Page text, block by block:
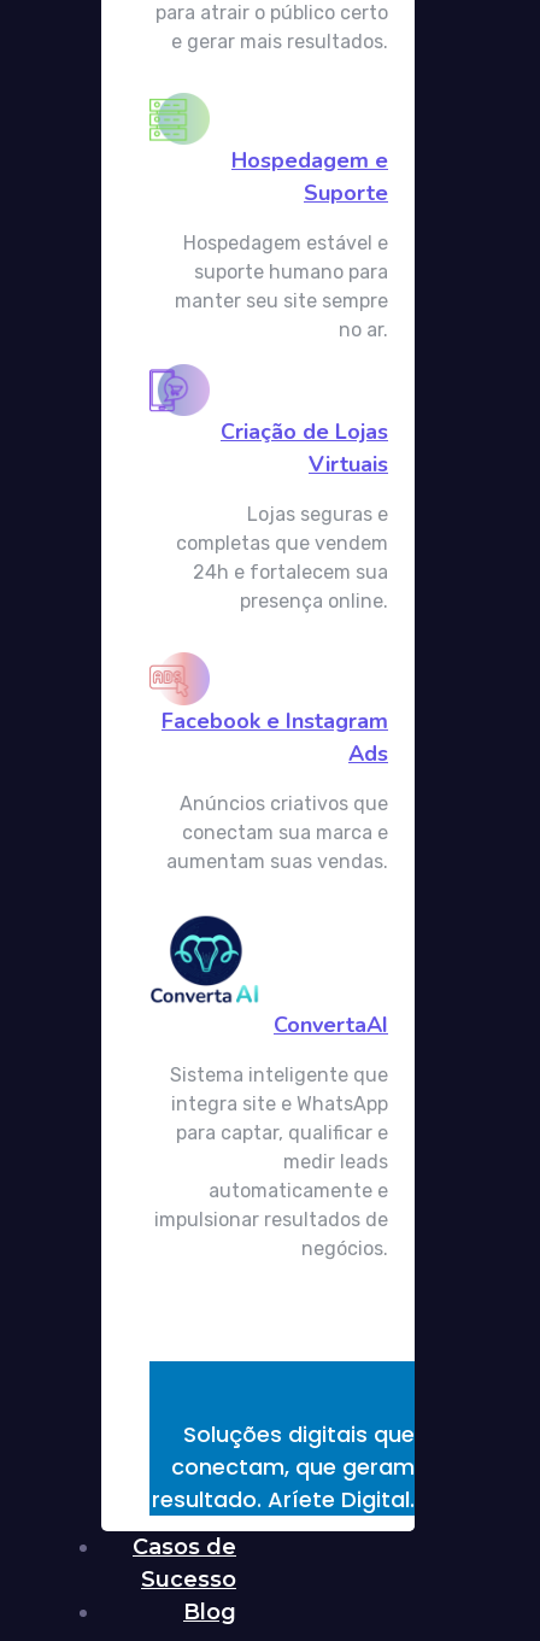
para atrair o público certo
e gerar mais resultados.
Hospedagem e
Suporte​
Hospedagem estável e
suporte humano para
manter seu site sempre
no ar.
Criação de Lojas
Virtuais
Lojas seguras e
completas que vendem
24h e fortalecem sua
presença online.
Facebook e Instagram
Ads
Anúncios criativos que
conectam sua marca e
aumentam suas vendas.
ConvertaAI
Sistema inteligente que
integra site e WhatsApp
para captar, qualificar e
medir leads
automaticamente e
impulsionar resultados de
negócios.
Soluções digitais que
conectam, que geram
resultado. Aríete Digital.
Casos de
Sucesso
Blog